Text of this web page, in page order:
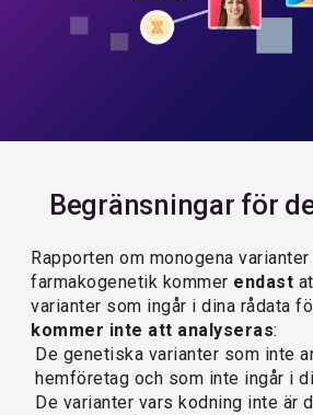
Begränsningar för
Rapporten om monogena varianter
farmakogenetik kommer endast
varianter som ingår i dina rådata
kommer inte att analyseras:
De genetiska varianter som inte
hemföretag och som inte ingår i
De varianter vars kodning inte är